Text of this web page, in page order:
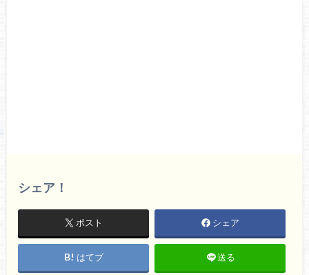
シェア！
ポスト シェア
はてブ 送る